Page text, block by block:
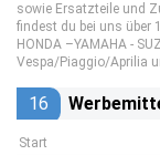
sowie Ersatzteile und
findest du bei uns über
HONDA –YAMAHA -
Vespa/Piaggio/Aprilia
16
Start